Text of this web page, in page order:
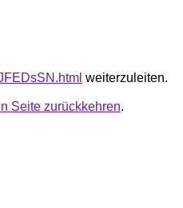
weiterzuleiten.
Seite zurückkehren.